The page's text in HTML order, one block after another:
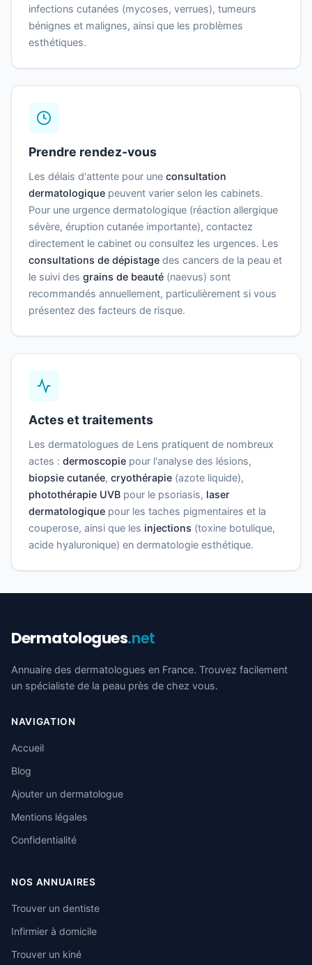
infections cutanées (mycoses, verrues), tumeurs
bénignes et malignes, ainsi que les problèmes
esthétiques.
Prendre rendez-vous
Les délais d'attente pour une consultation
dermatologique peuvent varier selon les cabinets.
Pour une urgence dermatologique (réaction allergique
sévère, éruption cutanée importante), contactez
directement le cabinet ou consultez les urgences. Les
consultations de dépistage des cancers de la peau et
le suivi des grains de beauté (naevus) sont
recommandés annuellement, particulièrement si vous
présentez des facteurs de risque.
Actes et traitements
Les dermatologues de Lens pratiquent de nombreux
actes : dermoscopie pour l'analyse des lésions,
biopsie cutanée, cryothérapie (azote liquide),
photothérapie UVB pour le psoriasis, laser
dermatologique pour les taches pigmentaires et la
couperose, ainsi que les injections (toxine botulique,
acide hyaluronique) en dermatologie esthétique.
Dermatologues.net
Annuaire des dermatologues en France. Trouvez facilement
un spécialiste de la peau près de chez vous.
NAVIGATION
Accueil
Blog
Ajouter un dermatologue
Mentions légales
Confidentialité
NOS ANNUAIRES
Trouver un dentiste
Infirmier à domicile
Trouver un kiné